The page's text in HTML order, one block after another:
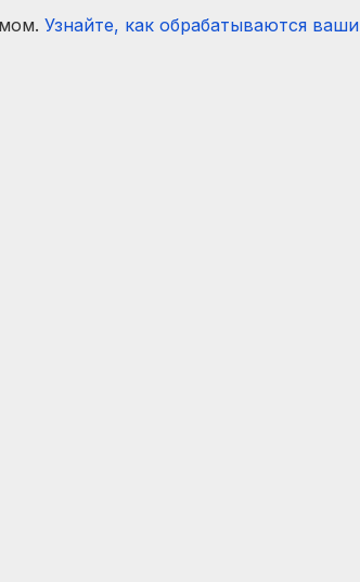
Узнайте, как обрабатываются ваши